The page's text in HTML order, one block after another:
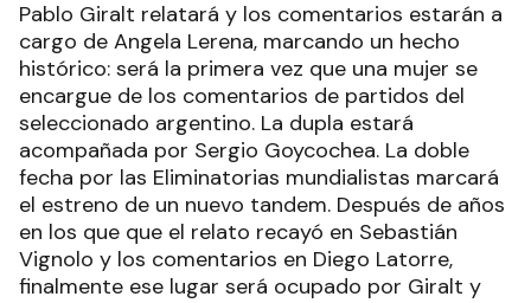
Pablo Giralt relatará y los comentarios estarán a
cargo de Angela Lerena, marcando un hecho
histórico: será la primera vez que una mujer se
encargue de los comentarios de partidos del
seleccionado argentino. La dupla estará
acompañada por Sergio Goycochea. La doble
fecha por las Eliminatorias mundialistas marcará
el estreno de un nuevo tandem. Después de años
en los que que el relato recayó en Sebastián
Vignolo y los comentarios en Diego Latorre,
finalmente ese lugar será ocupado por Giralt y